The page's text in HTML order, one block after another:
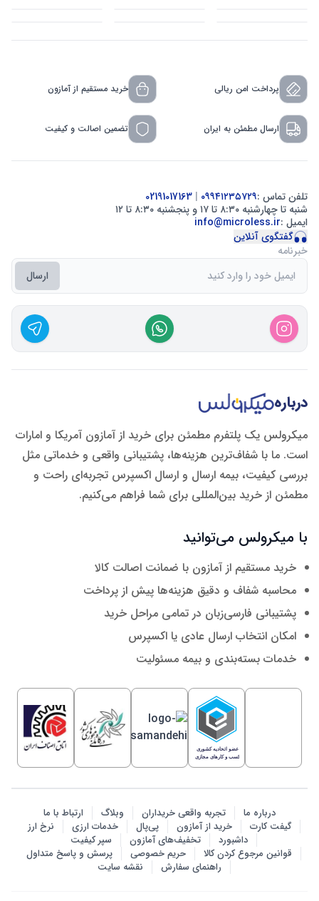
پرداخت امن ریالی خرید مستقیم از آمازون
ارسال مطمئن به ایران تضمین اصالت و کیفیت
تلفن تماس :۰۹۹۴۱۲۳۵۷۲۹ |
شنبه تا چهارشنبه ۸:۳۰ تا ۱۷ و پنجشنبه ۸:۳۰ تا ۱۲
ایمیل :info@microless.ir
گفتگوی آنلاین
خبرنامه
ارسال
درباره
میکرولس یک پلتفرم مطمئن برای خرید از آمازون آمریکا و امارات
است. ما با شفاف‌ترین هزینه‌ها، پشتیبانی واقعی و خدماتی مثل
بررسی کیفیت، بیمه ارسال و ارسال اکسپرس تجربه‌ای راحت و
مطمئن از خرید بین‌المللی برای شما فراهم می‌کنیم.
با میکرولس می‌توانید
خرید مستقیم از آمازون با ضمانت اصالت کالا
محاسبه شفاف و دقیق هزینه‌ها پیش از پرداخت
پشتیبانی فارسی‌زبان در تمامی مراحل خرید
امکان انتخاب ارسال عادی یا اکسپرس
خدمات بسته‌بندی و بیمه مسئولیت
درباره ما تجربه واقعی خریداران وبلاگ
ارتباط با ما
گیفت کارت
خرید از آمازون پی‌پال خدمات ارزی
نرخ ارز
داشبورد
تخفیف‌های آمازون
سپر کیفیت
قوانین مرجوع کردن کالا
حریم خصوصی
پرسش‌ و پاسخ متداول
راهنمای سفارش
نقشه سایت